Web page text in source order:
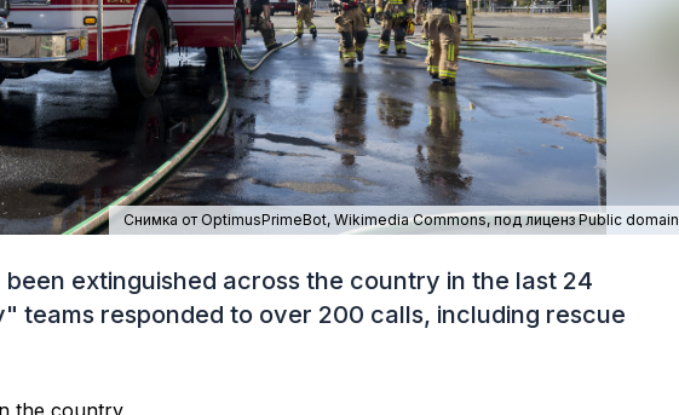
Снимка от OptimusPrimeBot,Wikimedia Commons, под лиценз Public domain
extinguished across the country in the last 24
teams responded to over 200 calls, including rescue
the country